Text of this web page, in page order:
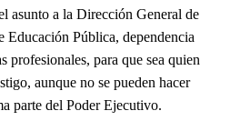
asunto a la Dirección General de
Educación Pública, dependencia
profesionales, para que sea quien
aunque no se pueden hacer
parte del Poder Ejecutivo.